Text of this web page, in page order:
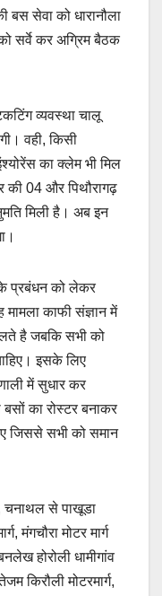
बस सेवा को धारानौला
सर्वे कर अग्रिम बैठक
व्यवस्था चालू
वही, किसी
का क्लेम भी मिल
की 04 और पिथौरागढ़
मिली है। अब इन
प्रबंधन को लेकर
काफी संज्ञान में
है जबकि सभी को
इसके लिए
में सुधार कर
का रोस्टर बनाकर
जिससे सभी को समान
चनाथल से पाखूडा
मंगचौरा मोटर मार्ग
होरोली धामीगांव
किरौली मोटरमार्ग,